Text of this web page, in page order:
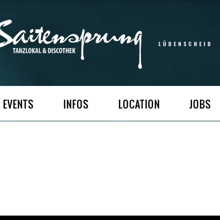
LÜDENSCHEID
EVENTS INFOS LOCATION JOBS